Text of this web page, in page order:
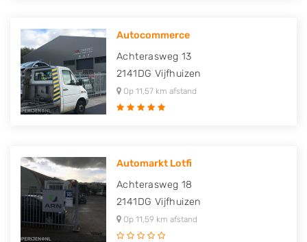
Autocommerce
Achterasweg 13
2141DG Vijfhuizen
Op 11,57 km afstand
Automarkt Lotfi
Achterasweg 18
2141DG Vijfhuizen
Op 11,59 km afstand